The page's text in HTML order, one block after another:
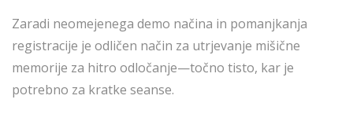
Zaradi neomejenega demo načina in pomanjkanja
registracije je odličen način za utrjevanje mišične
memorije za hitro odločanje—točno tisto, kar je
potrebno za kratke seanse.